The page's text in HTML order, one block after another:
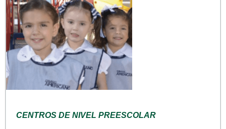
CENTROS DE NIVEL PREESCOLAR